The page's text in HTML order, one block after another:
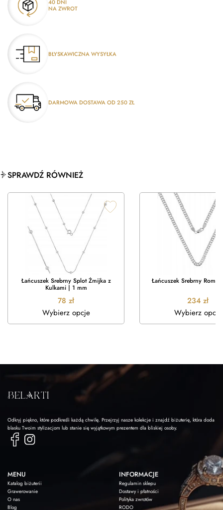
40 DNI
NA ZWROT
BŁYSKAWICZNA WYSYŁKA
DARMOWA DOSTAWA OD 250 ZŁ
SPRAWDŹ RÓWNIEŻ
Łańcuszek Srebrny Splot Żmijka z
Kulkami | 1 mm
78 zł
Wybierz opcje
Łańcuszek Srebrny
234 zł
Wybierz opcje
Odkryj piękno, które podkreśli każdą chwilę. Przejrzyj nasze kolekcje i znajdź biżuterię, która doda
blasku Twoim stylizacjom lub stanie się wyjątkowym prezentem dla bliskiej osoby.
MENU
Katalog biżuterii
Grawerowanie
O nas
Blog
INFORMACJE
Regulamin sklepu
Dostawy i płatności
Polityka zwrotów
RODO